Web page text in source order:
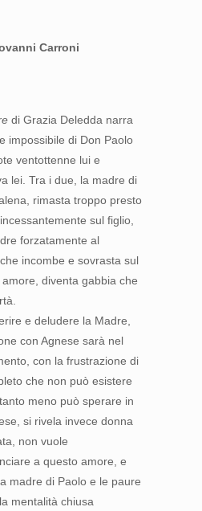
Carroni
di Grazia Deledda narra
impossibile di Don Paolo
ventottenne lui e
lei. Tra i due, la madre di
rimasta troppo presto
sul figlio,
forzatamente al
incombe e sovrasta sul
diventa gabbia che
e deludere la Madre,
con Agnese sarà nel
con la frustrazione di
che non può esistere
meno può sperare in
si rivela invece donna
non vuole
a questo amore, e
madre di Paolo e le paure
mentalità chiusa